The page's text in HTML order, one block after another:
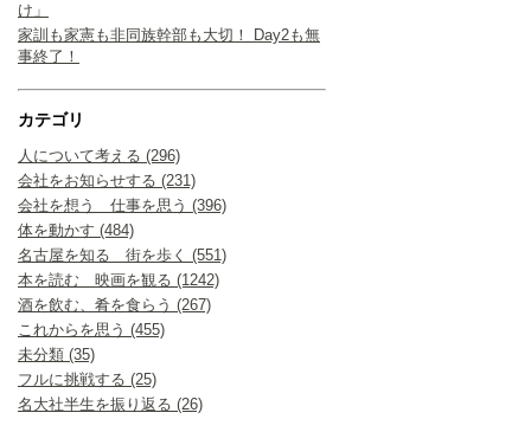
け」
家訓も家憲も非同族幹部も大切！ Day2も無
事終了！
カテゴリ
人について考える (296)
会社をお知らせする (231)
会社を想う 仕事を思う (396)
体を動かす (484)
名古屋を知る 街を歩く (551)
本を読む 映画を観る (1242)
酒を飲む、肴を食らう (267)
これからを思う (455)
未分類 (35)
フルに挑戦する (25)
名大社半生を振り返る (26)